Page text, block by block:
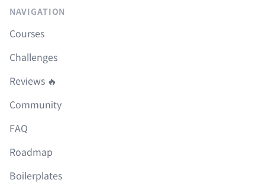
NAVIGATION
Courses
Challenges
Reviews 🔥
Community
FAQ
Roadmap
Boilerplates